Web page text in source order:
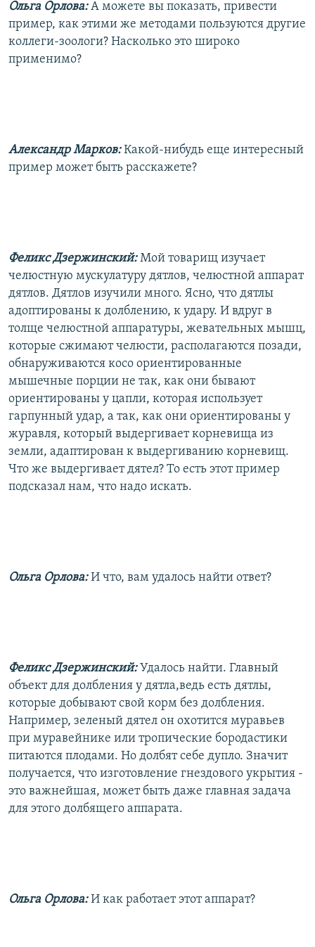
Ольга Орлова:А можете вы показать, привести
пример, как этими же методами пользуются другие
коллеги-зоологи? Насколько это широко
применимо?
Александр Марков:Какой-нибудь еще интересный
пример может быть расскажете?
Феликс Дзержинский:Мой товарищ изучает
челюстную мускулатуру дятлов, челюстной аппарат
дятлов. Дятлов изучили много. Ясно, что дятлы
адоптированы к долблению, к удару. И вдруг в
толще челюстной аппаратуры, жевательных мышц,
которые сжимают челюсти, располагаются позади,
обнаруживаются косо ориентированные
мышечные порции не так, как они бывают
ориентированы у цапли, которая использует
гарпунный удар, а так, как они ориентированы у
журавля, который выдергивает корневища из
земли, адаптирован к выдергиванию корневищ.
Что же выдергивает дятел? То есть этот пример
подсказал нам, что надо искать.
Ольга Орлова:И что, вам удалось найти ответ?
Феликс Дзержинский:Удалось найти. Главный
объект для долбления у дятла,ведь есть дятлы,
которые добывают свой корм без долбления.
Например, зеленый дятел он охотится муравьев
при муравейнике или тропические бородастики
питаются плодами. Но долбят себе дупло. Значит
получается, что изготовление гнездового укрытия -
это важнейшая, может быть даже главная задача
для этого долбящего аппарата.
Ольга Орлова:И как работает этот аппарат?